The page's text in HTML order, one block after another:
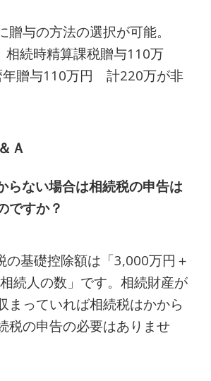
贈与の方法の選択が可能。
相続時精算課税贈与110万
贈与110万円 計220万が非
Ａ
らない場合は相続税の申告は
ですか？
の基礎控除額は「3,000万円＋
続人の数」です。相続財産が
まっていれば相続税はかから
税の申告の必要はありませ